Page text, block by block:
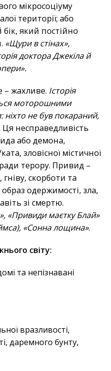
мікросоціуму
території; або
який постійно
«Щури в стінах»,
доктора Джекіла й
– жахливе. Історія
моторошними
не був покараний,
Ця несправедливість
або демона,
зловісної містичної
терору. Привид –
гніву, скорботи та
одержимості, зла,
зі смертю.
«Привиди маєтку Блай»
«Сонна лощина».
світу:
та непізнавані
вразливості,
даремного бунту,